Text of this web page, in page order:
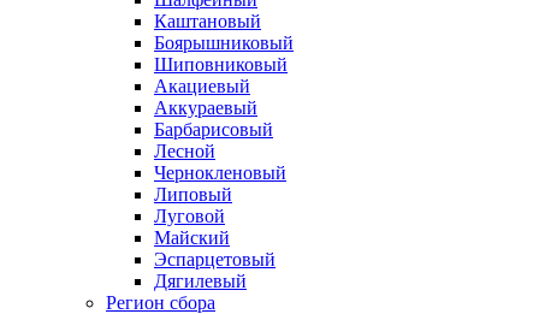
Каштановый
Боярышниковый
Шиповниковый
Акациевый
Аккураевый
Барбарисовый
Лесной
Чернокленовый
Липовый
Луговой
Майский
Эспарцетовый
Дягилевый
Регион сбора